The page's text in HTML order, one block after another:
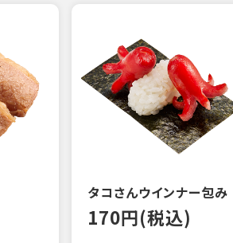
タコさんウインナー包み
170円(税込)